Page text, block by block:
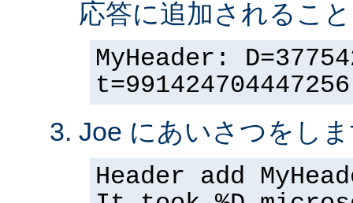
応答に追加されるこ
MyHeader:
t=991424704447256
Joe にあいさつをし
Header add